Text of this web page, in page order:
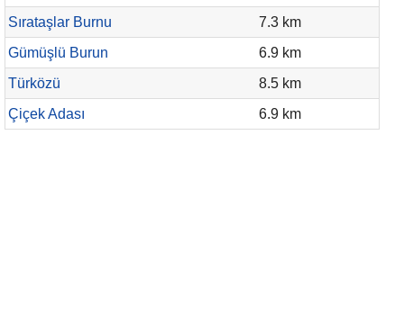
Sırataşlar Burnu
7.3 km
Gümüşlü Burun
6.9 km
Türközü
8.5 km
Çiçek Adası
6.9 km